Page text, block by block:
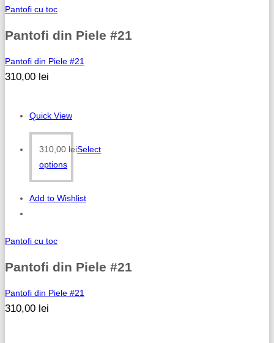
Pantofi cu toc
Pantofi din Piele #21
Pantofi din Piele #21
310,00 lei
Quick View
310,00 leiSelect
options
Add to Wishlist
Pantofi cu toc
Pantofi din Piele #21
Pantofi din Piele #21
310,00 lei